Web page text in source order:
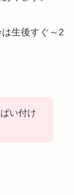
生後すぐ～2
い付け